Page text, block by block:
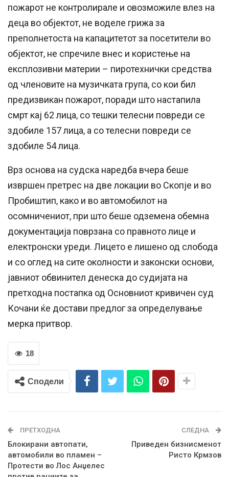
пожарот не контролирале и овозможиле влез на
деца во објектот, не воделе грижа за
преполнетоста на капацитетот за посетители во
објектот, не спречиле внес и користење на
експлозивни материи – пиротехнички средства
од членовите на музичката група, со кои бил
предизвикан пожарот, поради што настапила
смрт кај 62 лица, со тешки телесни повреди се
здобиле 157 лица, а со телесни повреди се
здобиле 54 лица.
Врз основа на судска наредба вчера беше
извршен претрес на две локации во Скопје и во
Пробиштип, како и во автомобилот на
осомничениот, при што беше одземена обемна
документација поврзана со правното лице и
електронски уреди. Лицето е лишено од слобода
и со оглед на сите околности и законски основи,
јавниот обвинител денеска до судијата на
претходна постапка од Основниот кривичен суд
Кочани ќе достави предлог за определување
мерка притвор.
18
Сподели
ПРЕТХОДНА
Блокирани автопати,
автомобили во пламен –
Протести во Лос Анџелес
СЛЕДНА
Приведен бизнисменот
Ристо Крмзов